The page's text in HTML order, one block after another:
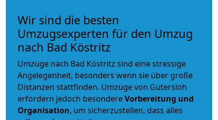
Wir sind die besten
Umzugsexperten für den Umzug
nach Bad Köstritz
Umzüge nach Bad Köstritz sind eine stressige
Angelegenheit, besonders wenn sie über große
Distanzen stattfinden. Umzüge von Gütersloh
erfordern jedoch besondereVorbereitung und
Organisation, um sicherzustellen, dass alles